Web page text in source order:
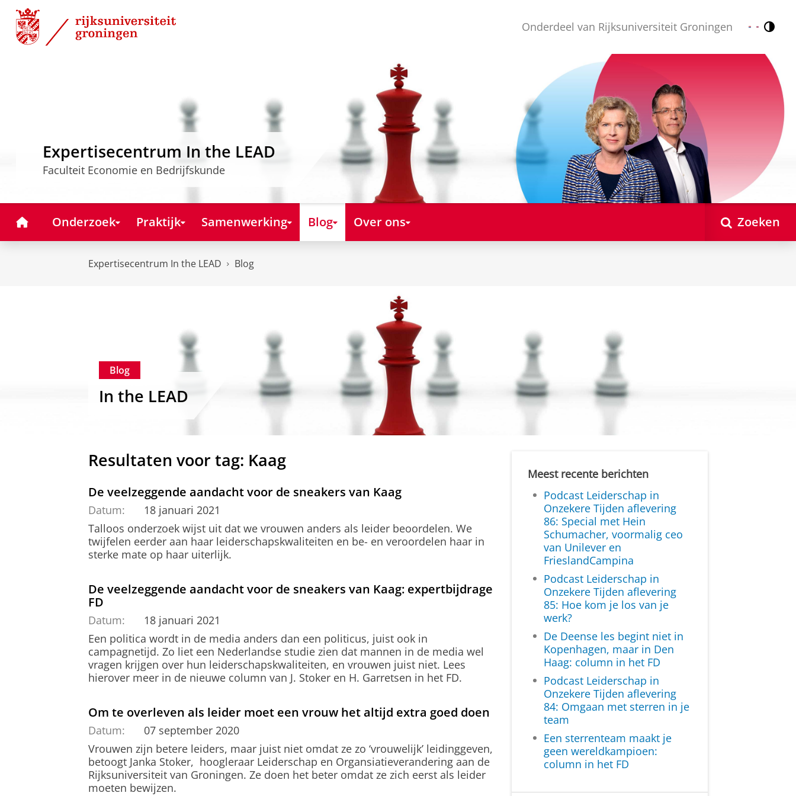
Skip
Content
Skip
Navigation
Onderdeel van Rijksuniversiteit Groningen Nederlands
English
Expertisecentrum In the LEAD
Faculteit Economie en Bedrijfskunde
HomeOnderzoek Praktijk Samenwerking Blog Over ons Zoeken
Expertisecentrum In the LEAD Blog
Blog
In the LEAD
Resultaten voor tag: Kaag
De veelzeggende aandacht voor de sneakers van Kaag
Datum:
18 januari 2021
Talloos onderzoek wijst uit dat we vrouwen anders als leider beoordelen. We
twijfelen eerder aan haar leiderschapskwaliteiten en be- en veroordelen haar in
sterke mate op haar uiterlijk.
De veelzeggende aandacht voor de sneakers van Kaag: expertbijdrage
FD
Datum:
18 januari 2021
Een politica wordt in de media anders dan een politicus, juist ook in
campagnetijd. Zo liet een Nederlandse studie zien dat mannen in de media wel
vragen krijgen over hun leiderschapskwaliteiten, en vrouwen juist niet. Lees
hierover meer in de nieuwe column van J. Stoker en H. Garretsen in het FD.
Om te overleven als leider moet een vrouw het altijd extra goed doen
Datum:
07 september 2020
Vrouwen zijn betere leiders, maar juist niet omdat ze zo ‘vrouwelijk’ leidinggeven,
betoogt Janka Stoker, hoogleraar Leiderschap en Organsiatieverandering aan de
Rijksuniversiteit van Groningen. Ze doen het beter omdat ze zich eerst als leider
moeten bewijzen.
Meest recente berichten
Podcast Leiderschap in
Onzekere Tijden aflevering
86: Special met Hein
Schumacher, voormalig ceo
van Unilever en
FrieslandCampina
Podcast Leiderschap in
Onzekere Tijden aflevering
85: Hoe kom je los van je
werk?
De Deense les begint niet in
Kopenhagen, maar in Den
Haag: column in het FD
Podcast Leiderschap in
Onzekere Tijden aflevering
84: Omgaan met sterren in je
team
Een sterrenteam maakt je
geen wereldkampioen:
column in het FD